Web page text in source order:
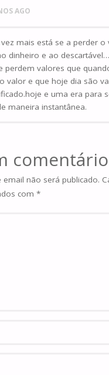
AGO
mais está se a perder o
dinheiro e ao
perdem valores que
valor e que hoje dia são
e uma era para
maneira instantânea.
comentário
email não será publicado.
com *